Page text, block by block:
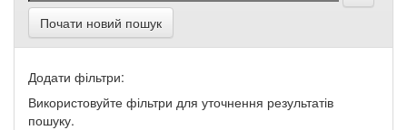
Почати новий пошук
Додати фільтри:
Використовуйте фільтри для уточнення результатів
пошуку.